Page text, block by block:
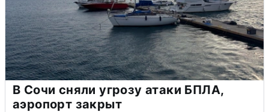
В Сочи сняли угрозу атаки БПЛА,
аэропорт закрыт